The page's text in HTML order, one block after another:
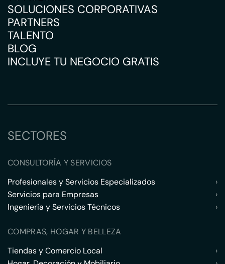
SOLUCIONES CORPORATIVAS
PARTNERS
TALENTO
BLOG
INCLUYE TU NEGOCIO GRATIS
SECTORES
CONSULTORÍA Y SERVICIOS
Profesionales y Servicios Especializados
›
Servicios para Empresas
›
Ingeniería y Servicios Técnicos
›
COMPRAS, HOGAR Y BELLEZA
Tiendas y Comercio Local
›